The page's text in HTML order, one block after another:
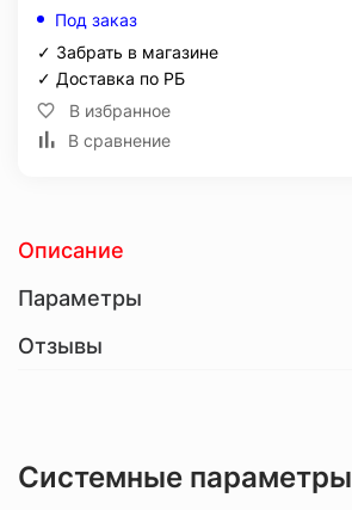
Под заказ
✓ Забрать в магазине
✓ Доставка по РБ
В избранное
В сравнение
Описание
Параметры
Отзывы
Системные параметры